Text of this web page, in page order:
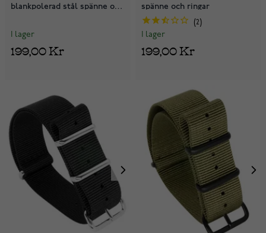
blankpolerad stål spänne och
I lager
199,00 Kr
spänne och ringar
2
I lager
199,00 Kr